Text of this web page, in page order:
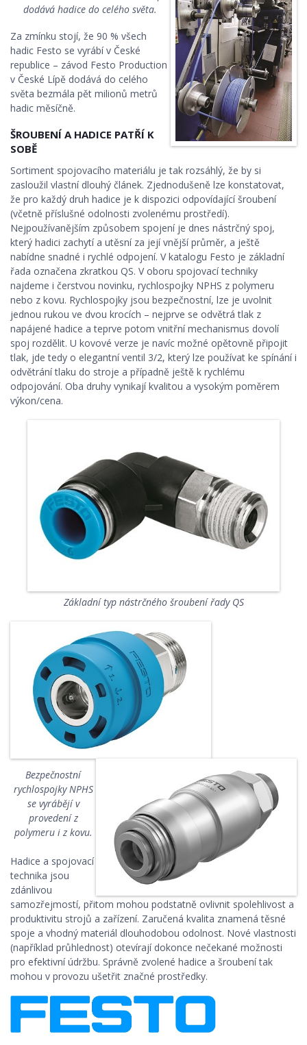
dodává hadice do celého světa.
Za zmínku stojí, že 90 % všech
hadic Festo se vyrábí v České
republice – závod Festo Production
v České Lípě dodává do celého
světa bezmála pět milionů metrů
hadic měsíčně.
ŠROUBENÍ A HADICE PATŘÍ K
SOBĚ
Sortiment spojovacího materiálu je tak rozsáhlý, že by si
zasloužil vlastní dlouhý článek. Zjednodušeně lze konstatovat,
že pro každý druh hadice je k dispozici odpovídající šroubení
(včetně příslušné odolnosti zvolenému prostředí).
Nejpoužívanějším způsobem spojení je dnes nástrčný spoj,
který hadici zachytí a utěsní za její vnější průměr, a ještě
nabídne snadné i rychlé odpojení. V katalogu Festo je základní
řada označena zkratkou QS. V oboru spojovací techniky
najdeme i čerstvou novinku, rychlospojky NPHS z polymeru
nebo z kovu. Rychlospojky jsou bezpečnostní, lze je uvolnit
jednou rukou ve dvou krocích – nejprve se odvětrá tlak z
napájené hadice a teprve potom vnitřní mechanismus dovolí
spoj rozdělit. U kovové verze je navíc možné opětovně připojit
tlak, jde tedy o elegantní ventil 3/2, který lze používat ke spínání i
odvětrání tlaku do stroje a případně ještě k rychlému
odpojování. Oba druhy vynikají kvalitou a vysokým poměrem
výkon/cena.
Základní typ nástrčného šroubení řady QS
Bezpečnostní
rychlospojky NPHS
se vyrábějí v
provedení z
polymeru i z kovu.
Hadice a spojovací
technika jsou
zdánlivou
samozřejmostí, přitom mohou podstatně ovlivnit spolehlivost a
produktivitu strojů a zařízení. Zaručená kvalita znamená těsné
spoje a vhodný materiál dlouhodobou odolnost. Nové vlastnosti
(například průhlednost) otevírají dokonce nečekané možnosti
pro efektivní údržbu. Správně zvolené hadice a šroubení tak
mohou v provozu ušetřit značné prostředky.